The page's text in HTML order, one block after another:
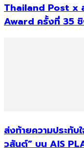
Thailand Post x
Award ครั้งที่ 35 ชิ
ส่งท้ายความประทั
วสันต์” บน AIS